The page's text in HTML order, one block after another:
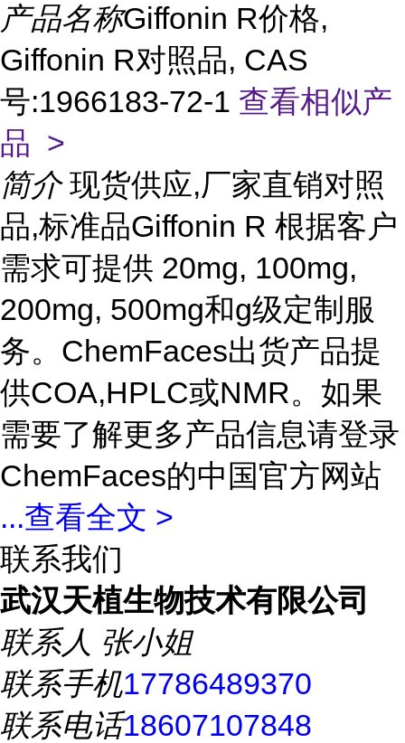
产品名称Giffonin R价格,
Giffonin R对照品, CAS
号:1966183-72-1 查看相似产
品 >
简介 现货供应,厂家直销对照
品,标准品Giffonin R 根据客户
需求可提供 20mg, 100mg,
200mg, 500mg和g级定制服
务。ChemFaces出货产品提
供COA,HPLC或NMR。如果
需要了解更多产品信息请登录
ChemFaces的中国官方网站
...查看全文 >
联系我们
武汉天植生物技术有限公司
联系人 张小姐
联系手机17786489370
联系电话18607107848